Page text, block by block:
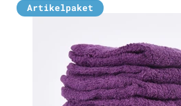
Artikelpaket